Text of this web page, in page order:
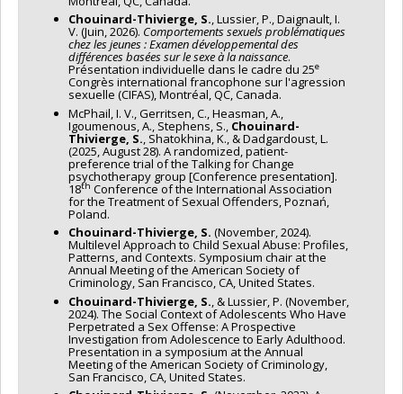
Chouinard-Thivierge, S., Lussier, P., Daignault, I.
V. (Juin, 2026). Comportements sexuels problématiques
chez les jeunes : Examen développemental des
différences basées sur le sexe à la naissance.
Présentation individuelle dans le cadre du 25e
Congrès international francophone sur l'agression
sexuelle (CIFAS), Montréal, QC, Canada.
McPhail, I. V., Gerritsen, C., Heasman, A.,
Igoumenous, A., Stephens, S., Chouinard-
Thivierge, S., Shatokhina, K., & Dadgardoust, L.
(2025, August 28). A randomized, patient-
preference trial of the Talking for Change
psychotherapy group [Conference presentation].
18th Conference of the International Association
for the Treatment of Sexual Offenders, Poznań,
Poland.
Chouinard-Thivierge, S. (November, 2024).
Multilevel Approach to Child Sexual Abuse: Profiles,
Patterns, and Contexts. Symposium chair at the
Annual Meeting of the American Society of
Criminology, San Francisco, CA, United States.
Chouinard-Thivierge, S., & Lussier, P. (November,
2024). The Social Context of Adolescents Who Have
Perpetrated a Sex Offense: A Prospective
Investigation from Adolescence to Early Adulthood.
Presentation in a symposium at the Annual
Meeting of the American Society of Criminology,
San Francisco, CA, United States.